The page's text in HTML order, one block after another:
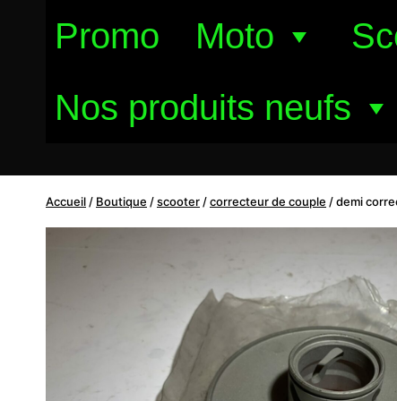
Promo Moto
Nos produits neufs
Accueil / Boutique /scooter /correcteur de couple /demi